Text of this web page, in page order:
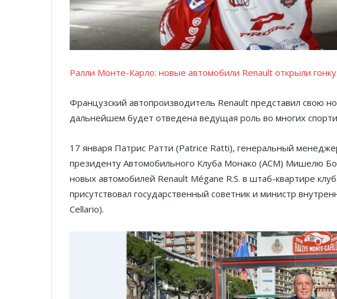
Ралли Монте-Карло: новые автомобили Renault открыли гонку
Французский автопроизводитель Renault представил свою
дальнейшем будет отведена ведущая роль во многих
17 января Патрис Ратти (Patrice Ratti), генеральный
президенту Автомобильного Клуба Монако (ACM) Мишелю
новых автомобилей Renault Mégane R.S. в штаб-квартире
присутствовал государственный советник и министр
Cellario).